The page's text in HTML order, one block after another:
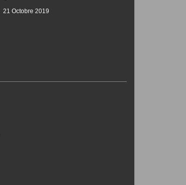
21 Octobre 2019